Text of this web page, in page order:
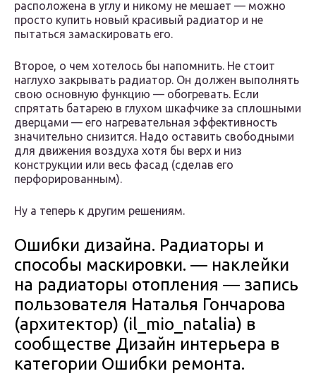
расположена в углу и никому не мешает — можно
просто купить новый красивый радиатор и не
пытаться замаскировать его.
Второе, о чем хотелось бы напомнить. Не стоит
наглухо закрывать радиатор. Он должен выполнять
свою основную функцию — обогревать. Если
спрятать батарею в глухом шкафчике за сплошными
дверцами — его нагревательная эффективность
значительно снизится. Надо оставить свободными
для движения воздуха хотя бы верх и низ
конструкции или весь фасад (сделав его
перфорированным).
Ну а теперь к другим решениям.
Ошибки дизайна. Радиаторы и
способы маскировки. — наклейки
на радиаторы отопления — запись
пользователя Наталья Гончарова
(архитектор) (il_mio_natalia) в
сообществе Дизайн интерьера в
категории Ошибки ремонта.